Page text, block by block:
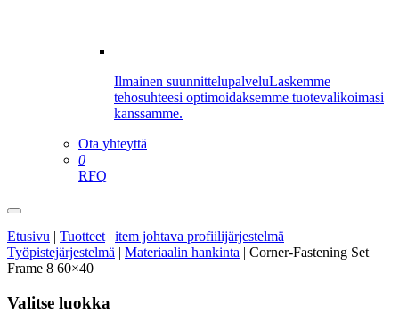
Ilmainen suunnittelupalveluLaskemme
tehosuhteesi optimoidaksemme tuotevalikoimasi
kanssamme.
Ota yhteyttä
0
RFQ
Etusivu | Tuotteet | item johtava profiilijärjestelmä |
Työpistejärjestelmä | Materiaalin hankinta | Corner-Fastening Set
Frame 8 60×40
Valitse luokka